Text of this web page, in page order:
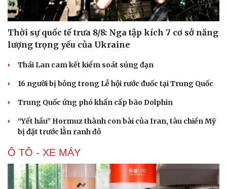
Thời sự quốc tế trưa 8/8: Nga tập kích 7 cơ sở năng
lượng trọng yếu của Ukraine
Thái Lan cam kết kiểm soát súng đạn
16 người bị bỏng trong Lễ hội rước đuốc tại Trung Quốc
Trung Quốc ứng phó khẩn cấp bão Dolphin
“Yết hầu” Hormuz thành con bài của Iran, tàu chiến Mỹ
bị đặt trước lằn ranh đỏ
Ô TÔ - XE MÁY